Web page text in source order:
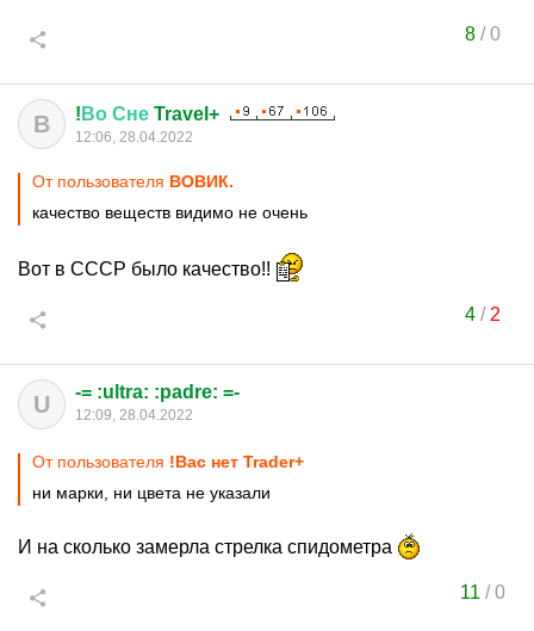
8/0
В ! Во Сне Travel+
12:06, 28.04.2022
От пользователя ВОВИК.
качество веществ видимо не очень
Вот в СССР было качество!!
4/ 2
U -= :ultra: :padre: =-
12:09, 28.04.2022
От пользователя !Вас нет Trader+
ни марки, ни цвета не указали
И на сколько замерла стрелка спидометра
11 /0